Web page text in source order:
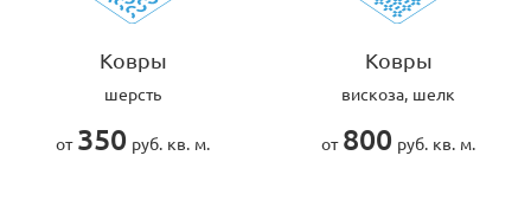
Ковры
шерсть
от 350 руб. кв. м.
Ковры
вискоза, шелк
от 800 руб. кв. м.